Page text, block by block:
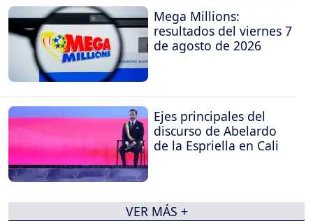
Mega Millions:
resultados del viernes 7
de agosto de 2026
Ejes principales del
discurso de Abelardo
de la Espriella en Cali
VER MÁS +